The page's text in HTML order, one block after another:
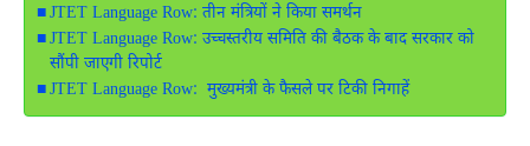
JTET Language Row: तीन मंत्रियों ने किया समर्थन
JTET Language Row: उच्चस्तरीय समिति की बैठक के बाद सरकार को
सौंपी जाएगी रिपोर्ट
JTET Language Row: मुख्यमंत्री के फैसले पर टिकी निगाहें